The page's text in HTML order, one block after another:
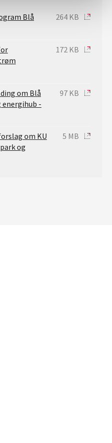
Blå
264 KB
172 KB
om Blå
-
97 KB
om KU
og
5 MB